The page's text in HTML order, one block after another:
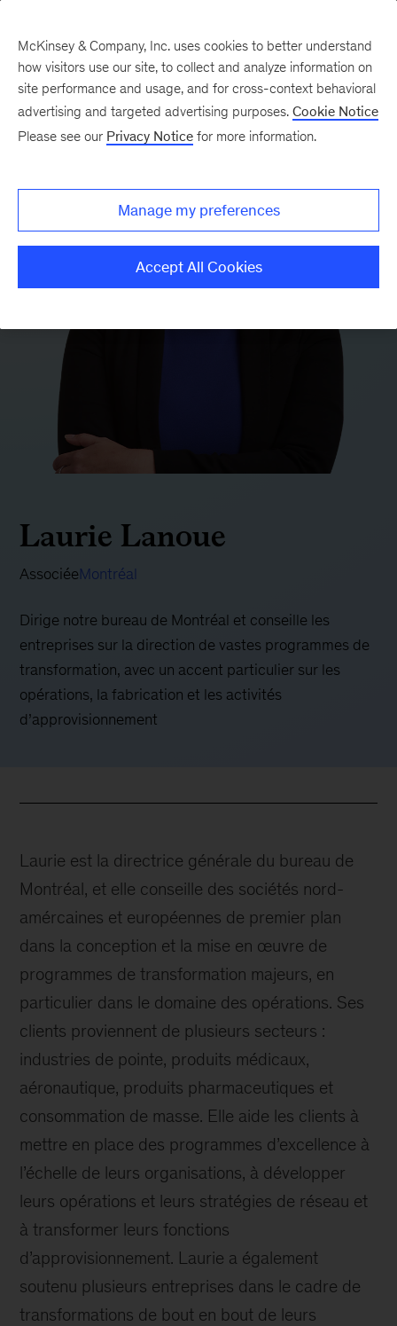
Laurie Lanoue
AssociéeMontréal
Dirige notre bureau de Montréal et conseille les
entreprises sur la direction de vastes programmes de
transformation, avec un accent particulier sur les
opérations, la fabrication et les activités
d’approvisionnement
Laurie est la directrice générale du bureau de
Montréal, et elle conseille des sociétés nord-
amércaines et européennes de premier plan
dans la conception et la mise en œuvre de
programmes de transformation majeurs, en
particulier dans le domaine des opérations. Ses
clients proviennent de plusieurs secteurs :
industries de pointe, produits médicaux,
aéronautique, produits pharmaceutiques et
consommation de masse. Elle aide les clients à
mettre en place des programmes d’excellence à
l’échelle de leurs organisations, à développer
leurs opérations et leurs stratégies de réseau et
à transformer leurs fonctions
d’approvisionnement. Laurie a également
soutenu plusieurs entreprises dans le cadre de
transformations de bout en bout de leurs
McKinsey & Company, Inc. uses cookies to better understand
how visitors use our site, to collect and analyze information on
site performance and usage, and for cross-context behavioral
advertising and targeted advertising purposes. Cookie Notice
Please see our Privacy Notice for more information.
Manage my preferences
Accept All Cookies